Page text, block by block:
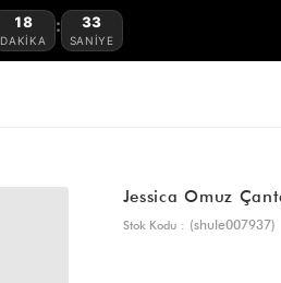
18
DAKIKA
: 32
SANIYE
Jessica Omuz
Stok Kodu (shule007937)